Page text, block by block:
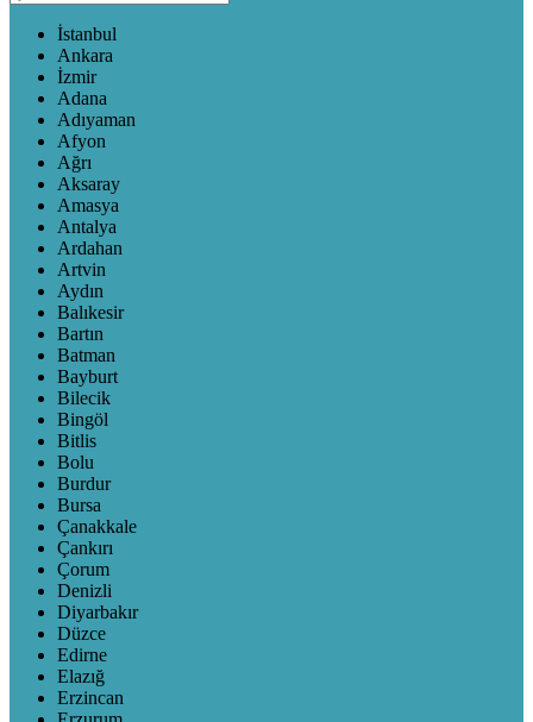
İstanbul
Ankara
İzmir
Adana
Adıyaman
Afyon
Ağrı
Aksaray
Amasya
Antalya
Ardahan
Artvin
Aydın
Balıkesir
Bartın
Batman
Bayburt
Bilecik
Bingöl
Bitlis
Bolu
Burdur
Bursa
Çanakkale
Çankırı
Çorum
Denizli
Diyarbakır
Düzce
Edirne
Elazığ
Erzincan